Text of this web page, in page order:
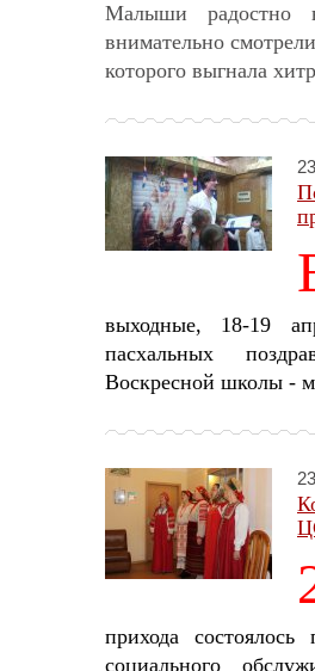
Малыши радостно
внимательно
которого выгнала
выходные, 18-19
пасхальных
Воскресной школы -
прихода состоялось
социального